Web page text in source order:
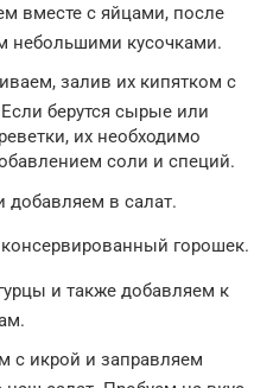
вместе с яйцами, после
небольшими кусочками.
залив их кипятком с
берутся сырые или
их необходимо
соли и специй.
добавляем в салат.
горошек.
и также добавляем к
с икрой и заправляем